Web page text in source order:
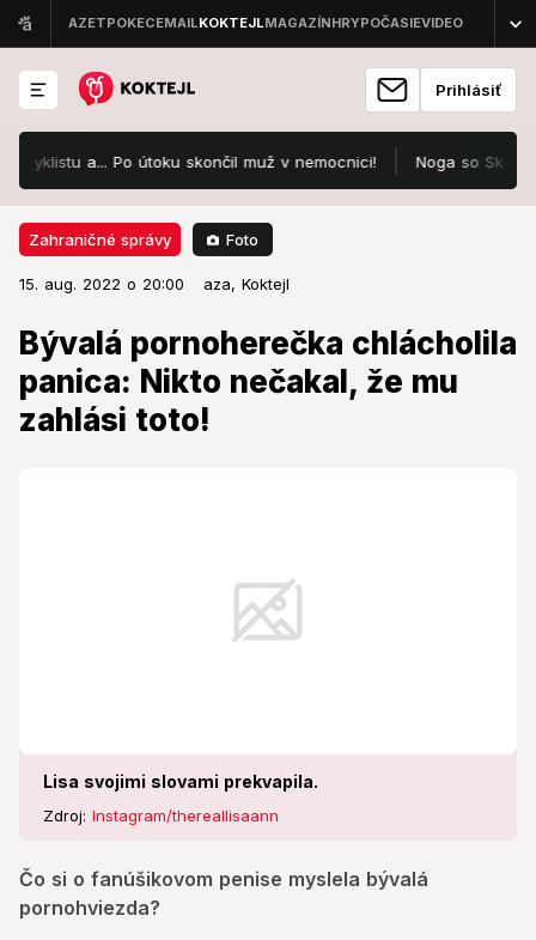
Prihlásiť
a... Po útoku skončil muž v nemocnici! Noga so Skúcaným o
Zahraničné správy Foto
15. aug. 2022 o 20:00 aza, Koktejl
Bývalá pornoherečka chlácholila
panica: Nikto nečakal, že mu
zahlási toto!
Lisa svojimi slovami prekvapila.
Zdroj: Instagram/thereallisaann
Čo si o fanúšikovom penise myslela bývalá
pornohviezda?
Zahraničné správy 15. aug. 2022 o 20:00
Bývalá pornoherečka chlácholila
panica: Nikto nečakal, že mu
zahlási toto!
Čo si o fanúšikovom penise myslela bývalá